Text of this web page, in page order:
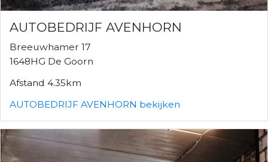
AUTOBEDRIJF AVENHORN
Breeuwhamer 17
1648HG De Goorn
Afstand 4.35km
AUTOBEDRIJF AVENHORN bekijken